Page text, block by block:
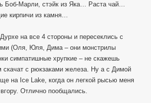
Боб-Марли, стэйк из Яка… Раста чай…
кирпичи из камня…
на все 4 стороны и пересеклись с
(Оля, Юля, Дима – они монстрилы
симпатишные хрупкие – не скажешь
скачат с рюкзаками железа. Ну а с Димой
на Ice Lake, когда он легкой рысью меня
Отлично пообщались.